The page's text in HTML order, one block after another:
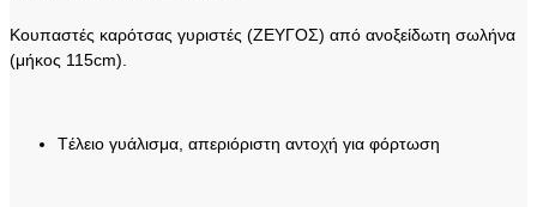
Κουπαστές καρότσας γυριστές (ΖΕΥΓΟΣ) από ανοξείδωτη σωλήνα
(μήκος 115cm).
Tέλειο γυάλισμα, απεριόριστη αντοχή για φόρτωση